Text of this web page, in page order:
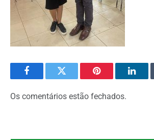
FacebookTwitter Pinterest O
Os comentários estão fechados.